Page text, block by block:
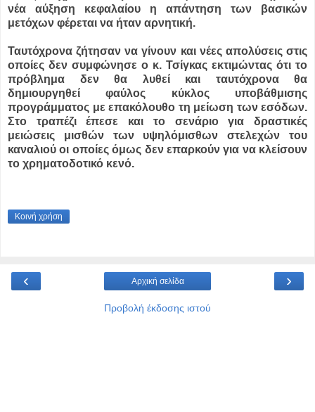
νέα αύξηση κεφαλαίου η απάντηση των βασικών
μετόχων φέρεται να ήταν αρνητική.
Ταυτόχρονα ζήτησαν να γίνουν και νέες απολύσεις στις
οποίες δεν συμφώνησε ο κ. Τσίγκας εκτιμώντας ότι το
πρόβλημα δεν θα λυθεί και ταυτόχρονα θα
δημιουργηθεί φαύλος κύκλος υποβάθμισης
προγράμματος με επακόλουθο τη μείωση των εσόδων.
Στο τραπέζι έπεσε και το σενάριο για δραστικές
μειώσεις μισθών των υψηλόμισθων στελεχών του
καναλιού οι οποίες όμως δεν επαρκούν για να κλείσουν
το χρηματοδοτικό κενό.
Κοινή χρήση
‹ ›
Αρχική σελίδα
Προβολή έκδοσης ιστού